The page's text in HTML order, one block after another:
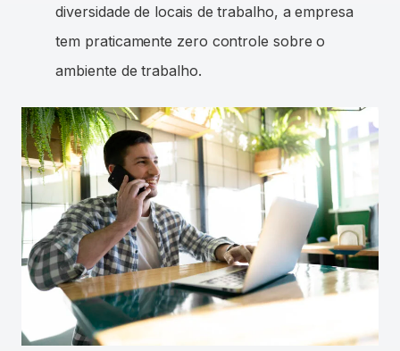
diversidade de locais de trabalho, a empresa
tem praticamente zero controle sobre o
ambiente de trabalho.